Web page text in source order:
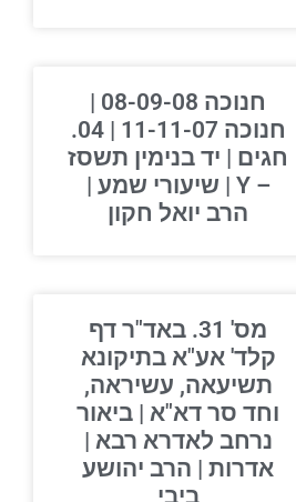
חנוכה 08-09-08 |
חנוכה 11-11-07 | 04.
| יד בנימין תשסז
– Y | שיעורי שמע |
הרב יואל חקון
מס' 31. באד"ר דף
קלד' אע"א בתיקונא
תשיעאה, עשיראה,
וחד סר דא"א | ביאור
נרחב לאדרא רבא |
אדרות | הרב יהושע
ביבי